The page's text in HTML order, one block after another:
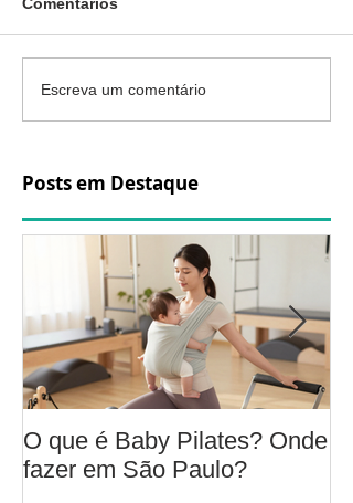
Comentários
Escreva um comentário
Posts em Destaque
O que é Baby Pilates? Onde
fazer em São Paulo?